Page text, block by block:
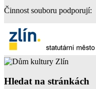
Činnost souboru podporují:
Hledat na stránkách